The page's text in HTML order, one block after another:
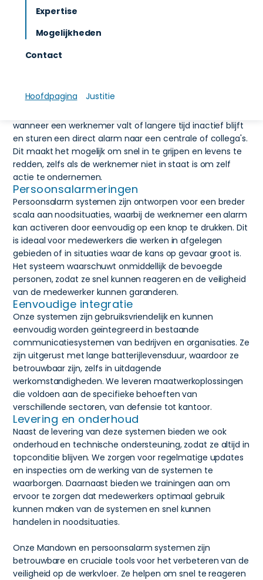
Expertise
Mogelijkheden
Contact
Hoofdpagina Justitie
zorgen ervoor dat medewerkers snel hulp kunnen
of andere noodsituaties, door een alarm te verzenden
zodra er een probleem wordt gedetecteerd.
Automatische detectering
toestand bevindt en geen manier heeft om zelf hulp in te
wanneer een werknemer valt of langere tijd inactief blijft
en sturen een direct alarm naar een centrale of collega's.
Dit maakt het mogelijk om snel in te grijpen en levens te
redden, zelfs als de werknemer niet in staat is om zelf
actie te ondernemen.
Persoonsalarmeringen
Persoonsalarm systemen zijn ontworpen voor een breder
scala aan noodsituaties, waarbij de werknemer een alarm
kan activeren door eenvoudig op een knop te drukken. Dit
is ideaal voor medewerkers die werken in afgelegen
gebieden of in situaties waar de kans op gevaar groot is.
Het systeem waarschuwt onmiddellijk de bevoegde
personen, zodat ze snel kunnen reageren en de veiligheid
van de medewerker kunnen garanderen.
Eenvoudige integratie
Onze systemen zijn gebruiksvriendelijk en kunnen
eenvoudig worden geïntegreerd in bestaande
communicatiesystemen van bedrijven en organisaties. Ze
zijn uitgerust met lange batterijlevensduur, waardoor ze
betrouwbaar zijn, zelfs in uitdagende
werkomstandigheden. We leveren maatwerkoplossingen
die voldoen aan de specifieke behoeften van
verschillende sectoren, van defensie tot kantoor.
Levering en onderhoud
Naast de levering van deze systemen bieden we ook
onderhoud en technische ondersteuning, zodat ze altijd in
topconditie blijven. We zorgen voor regelmatige updates
en inspecties om de werking van de systemen te
waarborgen. Daarnaast bieden we trainingen aan om
ervoor te zorgen dat medewerkers optimaal gebruik
kunnen maken van de systemen en snel kunnen
handelen in noodsituaties.
Onze Mandown en persoonsalarm systemen zijn
betrouwbare en cruciale tools voor het verbeteren van de
veiligheid op de werkvloer. Ze helpen om snel te reageren